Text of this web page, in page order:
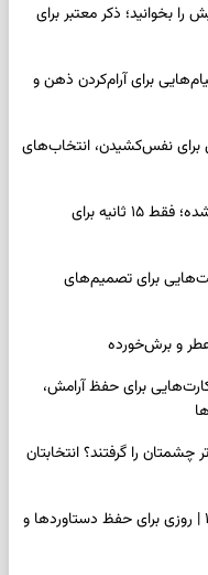
بخوانید؛ ذکر معتبر برای
امروز جمعه ۱۶ مرداد ۱۴۰۵ | پیام‌هایی برای آرام‌کردن ذهن و
جمعه ۱۶ مرداد ۱۴۰۵ | روزی برای نفس‌کشیدن، انتخاب‌های
بازی فکری | تکه پیتزا میان سبزیجات قایم شده؛ فقط ۱۵ ثانیه برای
پنجشنبه ۱۵ مرداد ۱۴۰۵ | نیت‌هایی برای تصمیم‌های
و برش‌خورده
امروز پنجشنبه ۱۵ مرداد ۱۴۰۵ | کارت‌هایی برای حفظ آرامش،
را گرفتند؟ انتخابتان
فال سرنوشت امروز پنجشنبه ۱۵ مرداد ۱۴۰۵ | روزی برای حفظ دستاوردها و